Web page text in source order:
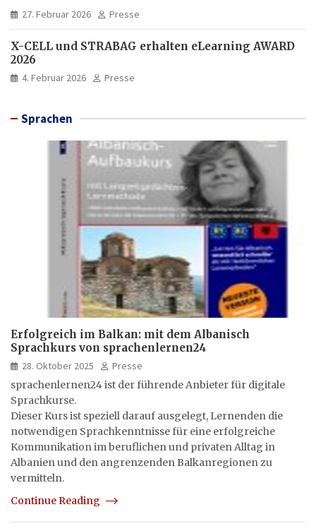
27. Februar 2026 Presse
X-CELL und STRABAG erhalten eLearning AWARD
2026
4. Februar 2026 Presse
Sprachen
Erfolgreich im Balkan: mit dem Albanisch
Sprachkurs von sprachenlernen24
28. Oktober 2025
Presse
sprachenlernen24 ist der führende Anbieter für digitale
Sprachkurse.
Dieser Kurs ist speziell darauf ausgelegt, Lernenden die
notwendigen Sprachkenntnisse für eine erfolgreiche
Kommunikation im beruflichen und privaten Alltag in
Albanien und den angrenzenden Balkanregionen zu
vermitteln.
Continue Reading